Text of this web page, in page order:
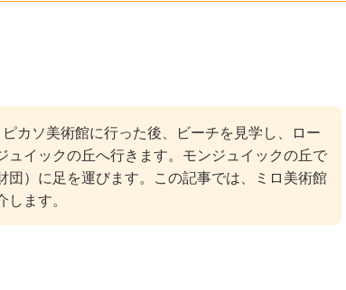
カソ美術館に行った後、ビーチを見学し、ロー
ュイックの丘へ行きます。モンジュイックの丘で
団）に足を運びます。この記事では、ミロ美術館
ます。